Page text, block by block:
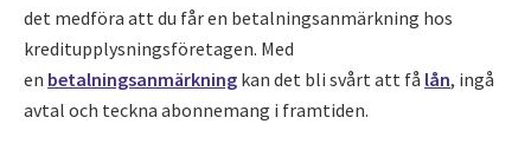
det medföra att du får en betalningsanmärkning hos
kreditupplysningsföretagen. Med
en betalningsanmärkning kan det bli svårt att få lån, ingå
avtal och teckna abonnemang i framtiden.